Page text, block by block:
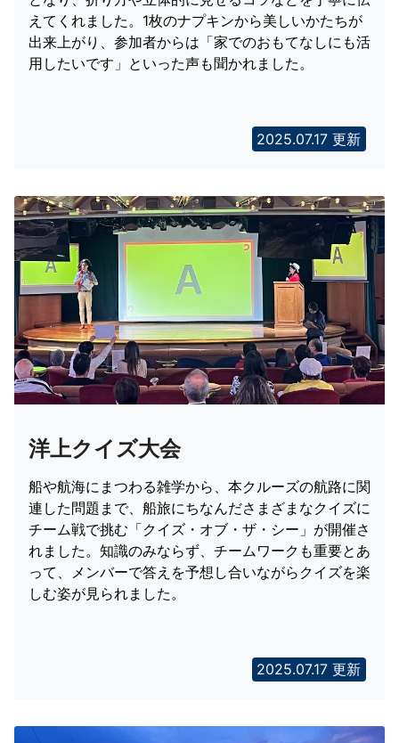
えてくれました。1枚のナプキンから美しいかたちが
出来上がり、参加者からは「家でのおもてなしにも活
用したいです」といった声も聞かれました。
2025.07.17 更新
洋上クイズ大会
船や航海にまつわる雑学から、本クルーズの航路に関
連した問題まで、船旅にちなんださまざまなクイズに
チーム戦で挑む「クイズ・オブ・ザ・シー」が開催さ
れました。知識のみならず、チームワークも重要とあ
って、メンバーで答えを予想し合いながらクイズを楽
しむ姿が見られました。
2025.07.17 更新